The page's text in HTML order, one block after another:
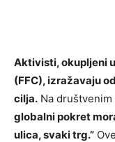
Aktivisti, okupljeni
(FFC), izražavaju
cilja. Na
globalni pokret
ulica, svaki trg.”